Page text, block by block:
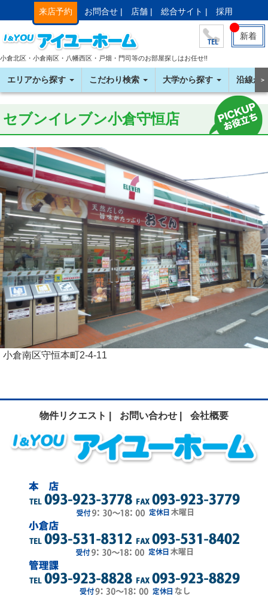
来店予約 お問合せ | 店舗 | 総合サイト | 採用
新着
小倉北区・小倉南区・八幡西区・戸畑・門司等のお部屋探しはお任せ!!
エリアから探す こだわり検索 大学から探す 沿線か＞
セブンイレブン小倉守恒店
小倉南区守恒本町2-4-11
物件リクエスト | お問い合わせ | 会社概要